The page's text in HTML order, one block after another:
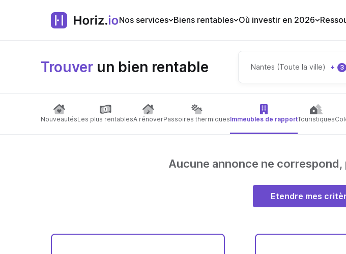
Nos services Biens rentables Où investir en 2026
Trouver un bien rentable Nantes (Toute la ville) + 3
NouveautésLes plus rentablesA rénoverPassoires thermiquesImmeubles de rapportTouristiques
Aucune annonce ne correspond,
Etendre mes